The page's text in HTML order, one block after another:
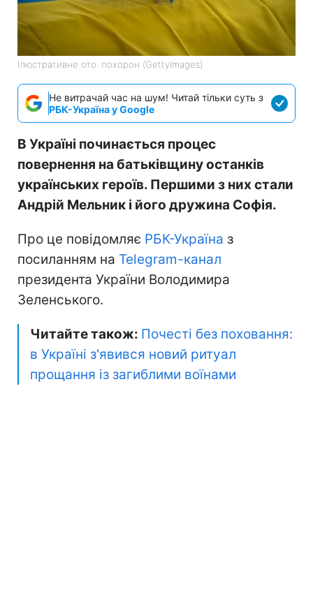
Ілюстративне ото: похорон (GettyImages)
Не витрачай час на шум! Читай тільки суть з
РБК-Україна у Google
В Україні починається процес
повернення на батьківщину останків
українських героїв. Першими з них стали
Андрій Мельник і його дружина Софія.
Про це повідомляє РБК-Україна з
посиланням на Telegram-канал
президента України Володимира
Зеленського.
Читайте також: Почесті без поховання:
в Україні з'явився новий ритуал
прощання із загиблими воїнами